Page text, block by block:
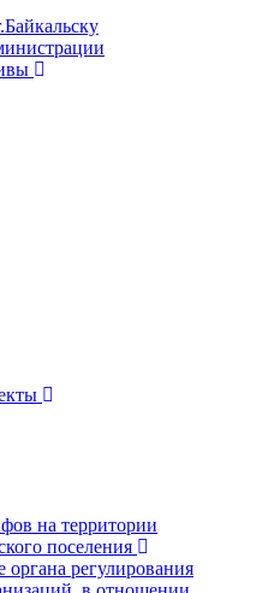
на территории
поселения
регулирования